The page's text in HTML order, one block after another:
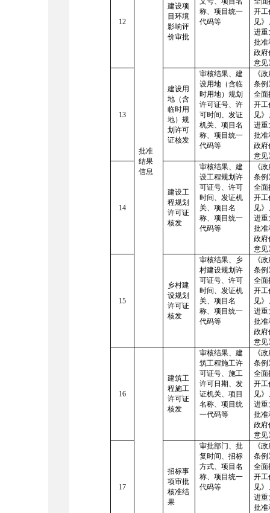
12
批准
结果
信息
建设项
目环境
影响评
价审批
称、项目统一
代码等
开工
见
进重
批准
政府
意见
13
建设用
地（含
临时用
地）规
划许可
证核发
审核结果、建
设用地（含临
时用地）规划
许可证号、许
可时间、发证
机关、项目名
称、项目统一
代码等
《
条例
全面
开工
见
进重
批准
政府
意见
14
建设工
程规划
许可证
核发
审核结果、建
设工程规划许
可证号、许可
时间、发证机
关、项目名
称、项目统一
代码等
《
条例
全面
开工
见
进重
批准
政府
意见
15
乡村建
设规划
许可证
核发
审核结果、乡
村建设规划许
可证号、许可
时间、发证机
关、项目名
称、项目统一
代码等
《
条例
全面
开工
见
进重
批准
政府
意见
16
建筑工
程施工
许可证
核发
审核结果、建
筑工程施工许
可证号、施工
许可日期、发
证机关、项目
名称、项目统
一代码等
《
条例
全面
开工
见
进重
批准
政府
意见
17
招标事
项审批
核准结
果
审批部门、批
复时间、招标
方式、项目名
称、项目统一
代码等
《
条例
全面
开工
见
进重
批准